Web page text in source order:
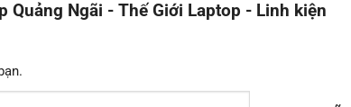
Quảng Ngãi - Thế Giới Laptop - Linh kiện